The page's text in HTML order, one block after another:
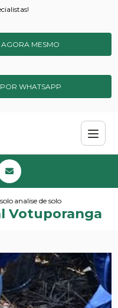
MESMO
WHATSAPP
basica
analise de solo ideal
Votuporanga